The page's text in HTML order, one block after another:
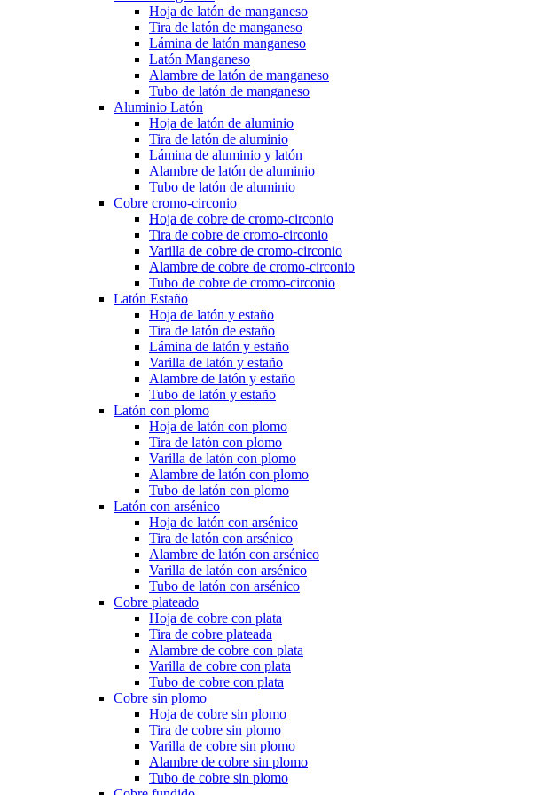
Hoja de latón de manganeso
Tira de latón de manganeso
Lámina de latón manganeso
Latón Manganeso
Alambre de latón de manganeso
Tubo de latón de manganeso
Aluminio Latón
Hoja de latón de aluminio
Tira de latón de aluminio
Lámina de aluminio y latón
Alambre de latón de aluminio
Tubo de latón de aluminio
Cobre cromo-circonio
Hoja de cobre de cromo-circonio
Tira de cobre de cromo-circonio
Varilla de cobre de cromo-circonio
Alambre de cobre de cromo-circonio
Tubo de cobre de cromo-circonio
Latón Estaño
Hoja de latón y estaño
Tira de latón de estaño
Lámina de latón y estaño
Varilla de latón y estaño
Alambre de latón y estaño
Tubo de latón y estaño
Latón con plomo
Hoja de latón con plomo
Tira de latón con plomo
Varilla de latón con plomo
Alambre de latón con plomo
Tubo de latón con plomo
Latón con arsénico
Hoja de latón con arsénico
Tira de latón con arsénico
Alambre de latón con arsénico
Varilla de latón con arsénico
Tubo de latón con arsénico
Cobre plateado
Hoja de cobre con plata
Tira de cobre plateada
Alambre de cobre con plata
Varilla de cobre con plata
Tubo de cobre con plata
Cobre sin plomo
Hoja de cobre sin plomo
Tira de cobre sin plomo
Varilla de cobre sin plomo
Alambre de cobre sin plomo
Tubo de cobre sin plomo